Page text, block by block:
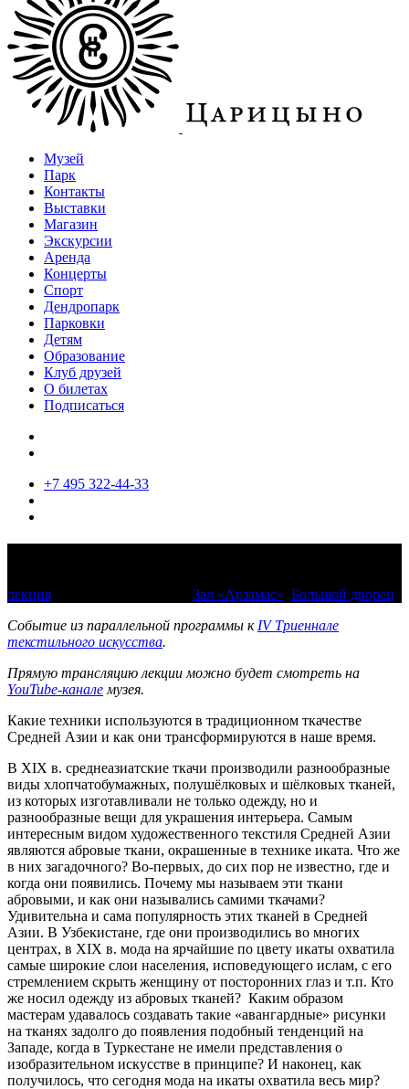
Музей
Парк
Контакты
Выставки
Магазин
Экскурсии
Аренда
Концерты
Спорт
Дендропарк
Парковки
Детям
Образование
Клуб друзей
О билетах
Подписаться
+7 495 322-44-33
лекция Зал «Арзамас» Большой дворец
Событие из параллельной программы к IV Триеннале
текстильного искусства.
Прямую трансляцию лекции можно будет смотреть на
YouTube-канале музея.
Какие техники используются в традиционном ткачестве
Средней Азии и как они трансформируются в наше время.
В XIX в. среднеазиатские ткачи производили разнообразные
виды хлопчатобумажных, полушёлковых и шёлковых тканей,
из которых изготавливали не только одежду, но и
разнообразные вещи для украшения интерьера. Самым
интересным видом художественного текстиля Средней Азии
являются абровые ткани, окрашенные в технике иката. Что же
в них загадочного? Во-первых, до сих пор не известно, где и
когда они появились. Почему мы называем эти ткани
абровыми, и как они назывались самими ткачами?
Удивительна и сама популярность этих тканей в Средней
Азии. В Узбекистане, где они производились во многих
центрах, в XIX в. мода на ярчайшие по цвету икаты охватила
самые широкие слои населения, исповедующего ислам, с его
стремлением скрыть женщину от посторонних глаз и т.п. Кто
же носил одежду из абровых тканей? Каким образом
мастерам удавалось создавать такие «авангардные» рисунки
на тканях задолго до появления подобный тенденций на
Западе, когда в Туркестане не имели представления о
изобразительном искусстве в принципе? И наконец, как
получилось, что сегодня мода на икаты охватила весь мир?